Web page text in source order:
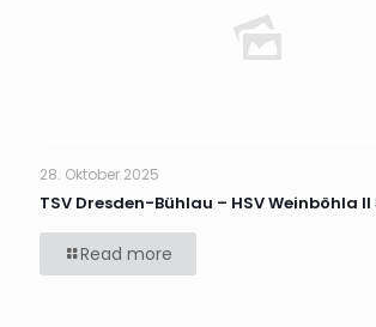
28. Oktober 2025
TSV Dresden-Bühlau – HSV Weinböhla II
Read more